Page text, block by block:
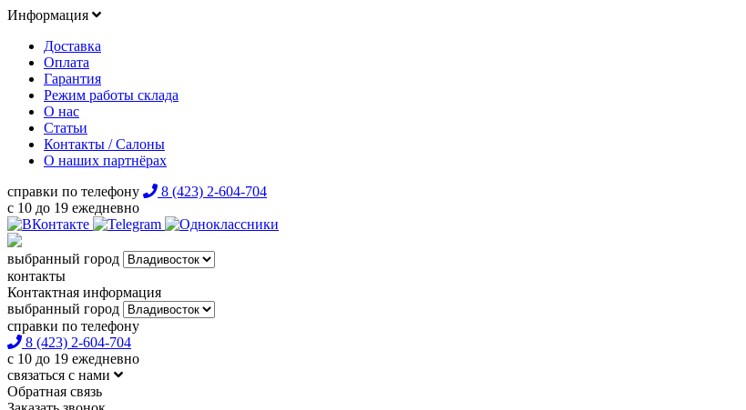
Информация
Доставка
Оплата
Гарантия
Режим работы склада
О нас
Статьи
Контакты / Салоны
О наших партнёрах
справки по телефону
8 (423) 2-604-704
с 10 до 19 ежедневно
выбранный город
контакты
Контактная информация
выбранный город
справки по телефону
8 (423) 2-604-704
с 10 до 19 ежедневно
связаться с нами
Обратная связь